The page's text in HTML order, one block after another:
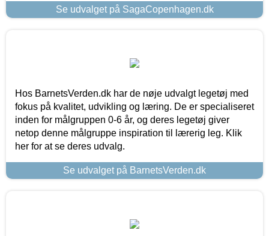
Se udvalget på SagaCopenhagen.dk
Hos BarnetsVerden.dk har de nøje udvalgt legetøj med
fokus på kvalitet, udvikling og læring. De er specialiseret
inden for målgruppen 0-6 år, og deres legetøj giver
netop denne målgruppe inspiration til lærerig leg. Klik
her for at se deres udvalg.
Se udvalget på BarnetsVerden.dk